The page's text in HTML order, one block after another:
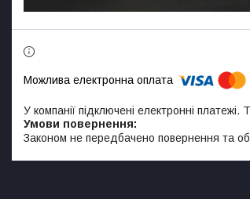
У компанії підключені електронні
Законом не передбачено повернення та